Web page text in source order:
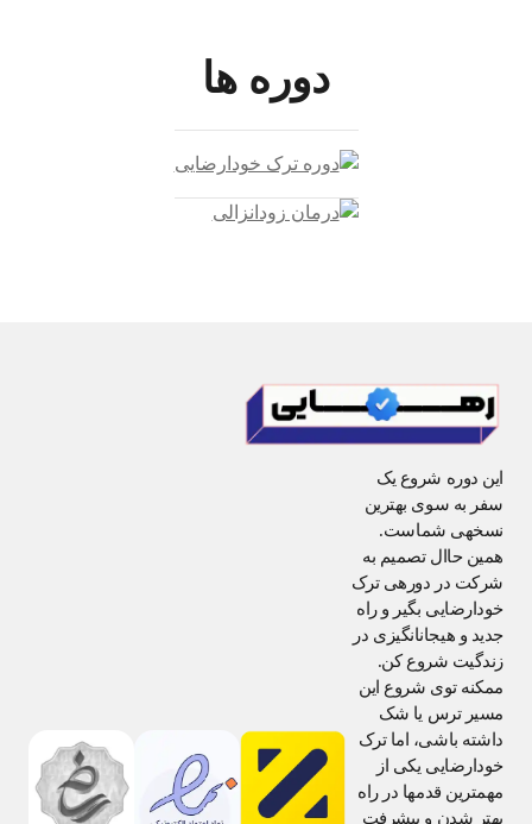
دوره ها
این دوره شروع یک
سفر به سوی بهترین
نسخهی شماست.
همین حاال تصمیم به
شرکت در دورهی ترک
خودارضایی بگیر و راه
جدید و هیجانانگیزی در
زندگیت شروع کن.
ممکنه توی شروع این
مسیر ترس یا شک
داشته باشی، اما ترک
خودارضایی یکی از
مهمترین قدمها در راه
بهتر شدن و پیشرفت